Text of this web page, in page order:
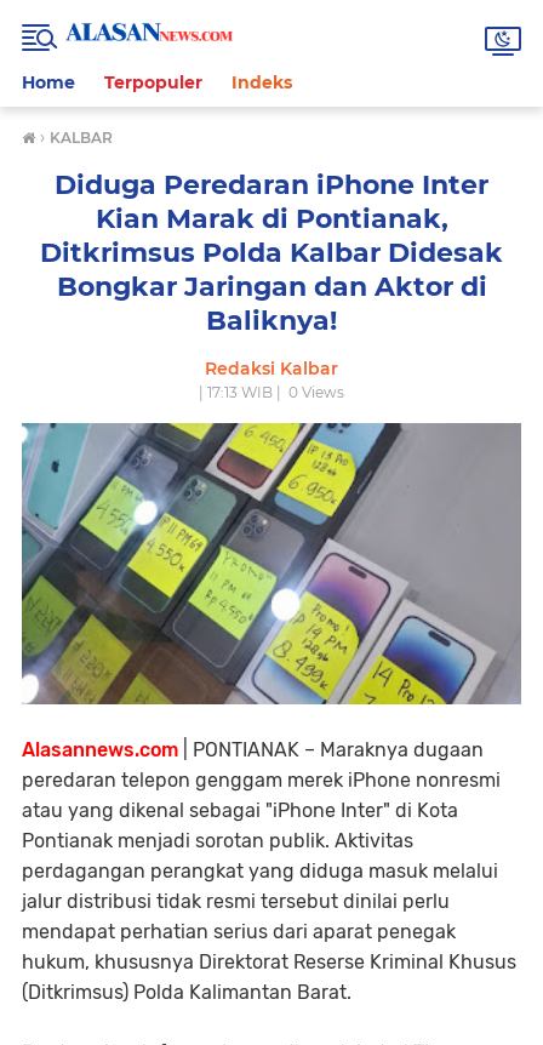
Home Terpopuler Indeks
› KALBAR
Diduga Peredaran iPhone Inter
Kian Marak di Pontianak,
Ditkrimsus Polda Kalbar Didesak
Bongkar Jaringan dan Aktor di
Baliknya!
Redaksi Kalbar
| 17:13 WIB | 0 Views
Alasannews.com | PONTIANAK – Maraknya dugaan
peredaran telepon genggam merek iPhone nonresmi
atau yang dikenal sebagai "iPhone Inter" di Kota
Pontianak menjadi sorotan publik. Aktivitas
perdagangan perangkat yang diduga masuk melalui
jalur distribusi tidak resmi tersebut dinilai perlu
mendapat perhatian serius dari aparat penegak
hukum, khususnya Direktorat Reserse Kriminal Khusus
(Ditkrimsus) Polda Kalimantan Barat.